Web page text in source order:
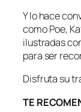
Y lo hace
como Poe,
ilustradas
para ser
Disfruta su
TE